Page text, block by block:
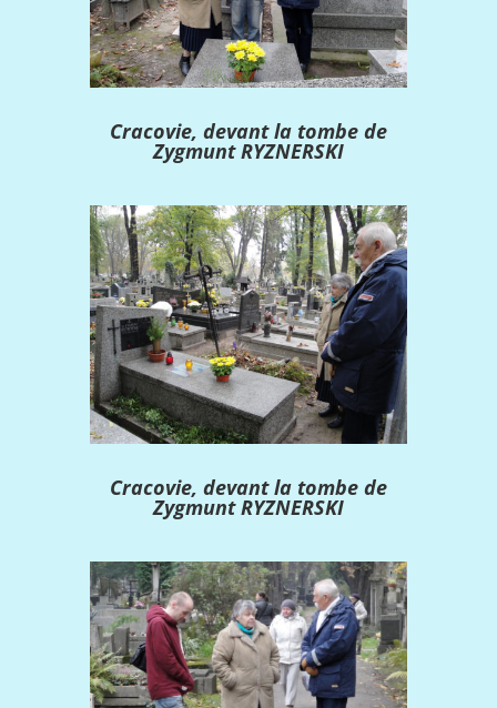
Cracovie, devant la tombe de
Zygmunt RYZNERSKI
Cracovie, devant la tombe de
Zygmunt RYZNERSKI